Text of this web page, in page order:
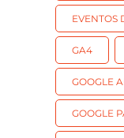
EVENTOS
GA4
GOOGLE
GOOGLE